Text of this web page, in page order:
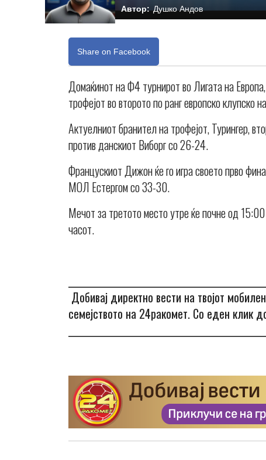
Автор: Душко Андов
Share on Facebook
Домаќинот на Ф4 турнирот во Лигата на
трофејот во второто по ранг европско клупско
Актуелниот бранител на трофејот, Турингер,
против данскиот Виборг со 26-24.
Францускиот Дижон ќе го игра своето прво
МОЛ Естергом со 33-30.
Мечот за третото место утре ќе почне од
часот.
Добивај директно вести на твојот
семејството на 24ракомет. Со еден клик